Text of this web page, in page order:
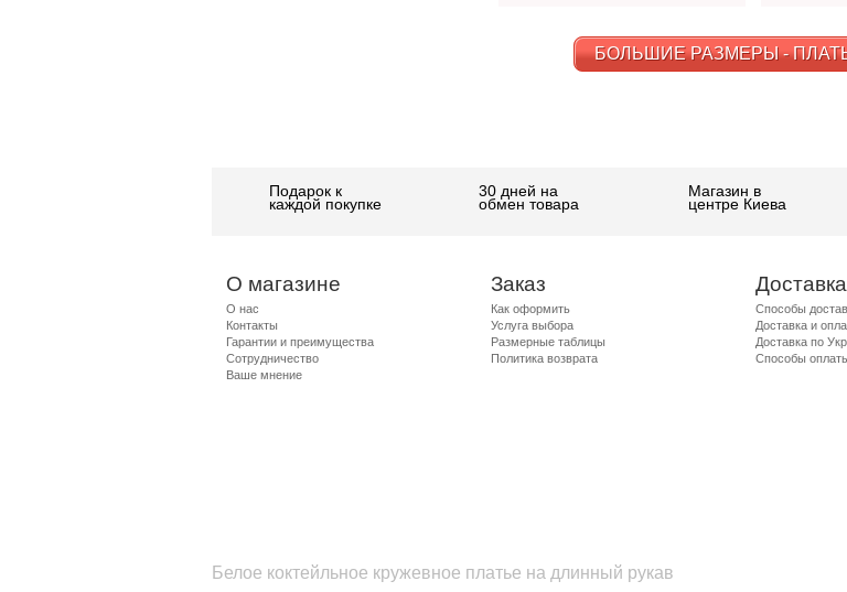
Белое коктейльное кружевное платье на длинный рукав
БОЛЬШИЕ РАЗМЕРЫ -
Подарок к
каждой покупке
30 дней на
обмен товара
Магазин в
центре Киева
О магазине
О нас
Контакты
Гарантии и преимущества
Сотрудничество
Ваше мнение
Заказ
Как оформить
Услуга выбора
Размерные таблицы
Политика возврата
Способы
Доставка и
Доставка по
Способы